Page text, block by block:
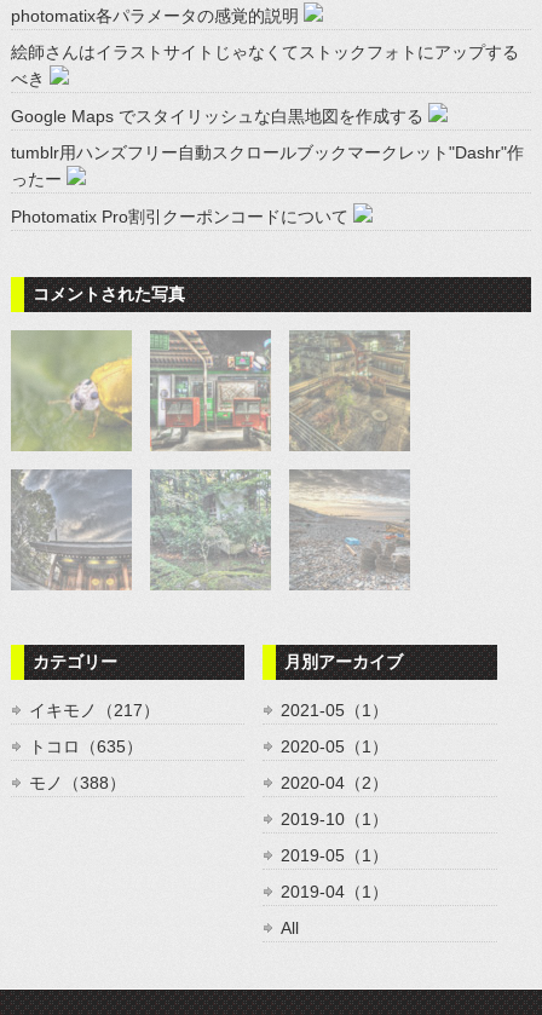
photomatix各パラメータの感覚的説明
絵師さんはイラストサイトじゃなくてストックフォトにアップする
べき
Google Maps でスタイリッシュな白黒地図を作成する
tumblr用ハンズフリー自動スクロールブックマークレット"Dashr"作
ったー
Photomatix Pro割引クーポンコードについて
コメントされた写真
カテゴリー
イキモノ（217）
トコロ（635）
モノ（388）
月別アーカイブ
2021-05（1）
2020-05（1）
2020-04（2）
2019-10（1）
2019-05（1）
2019-04（1）
All